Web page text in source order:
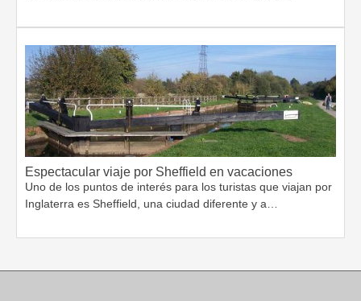
Espectacular viaje por Sheffield en vacaciones
Uno de los puntos de interés para los turistas que viajan por
Inglaterra es Sheffield, una ciudad diferente y a…